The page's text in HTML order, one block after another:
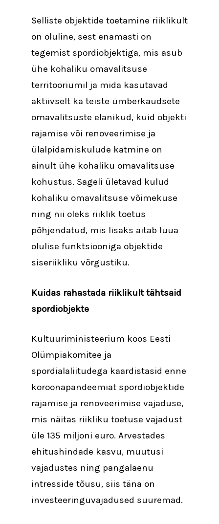
Selliste objektide toetamine riiklikult
on oluline, sest enamasti on
tegemist spordiobjektiga, mis asub
ühe kohaliku omavalitsuse
territooriumil ja mida kasutavad
aktiivselt ka teiste ümberkaudsete
omavalitsuste elanikud, kuid objekti
rajamise või renoveerimise ja
ülalpidamiskulude katmine on
ainult ühe kohaliku omavalitsuse
kohustus. Sageli ületavad kulud
kohaliku omavalitsuse võimekuse
ning nii oleks riiklik toetus
põhjendatud, mis lisaks aitab luua
olulise funktsiooniga objektide
siseriikliku võrgustiku.
Kuidas rahastada riiklikult tähtsaid
spordiobjekte
Kultuuriministeerium koos Eesti
Olümpiakomitee ja
spordialaliitudega kaardistasid enne
koroonapandeemiat spordiobjektide
rajamise ja renoveerimise vajaduse,
mis näitas riikliku toetuse vajadust
üle 135 miljoni euro. Arvestades
ehitushindade kasvu, muutusi
vajadustes ning pangalaenu
intresside tõusu, siis täna on
investeeringuvajadused suuremad.